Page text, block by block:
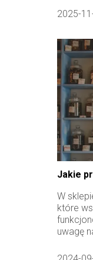
2025-
Jakie
W
które
uwagę